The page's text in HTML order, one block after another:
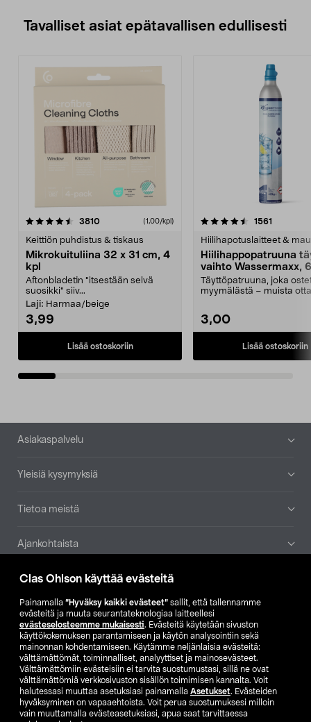
Clas Ohlson käyttää evästeitä
Painamalla ”Hyväksy kaikki evästeet” sallit, että tallennamme
evästeitä ja muuta seurantateknologiaa laitteellesi
evästeselosteemme mukaisesti. Evästeitä käytetään sivuston
käyttökokemuksen parantamiseen ja käytön analysointiin sekä
mainonnan kohdentamiseen. Käytämme neljänlaisia evästeitä:
välttämättömät, toiminnalliset, analyyttiset ja mainosevästeet.
Välttämättömiin evästeisiin ei tarvita suostumustasi, sillä ne ovat
välttämättömiä verkkosivuston sisällön toimimisen kannalta. Voit
halutessasi muuttaa asetuksiasi painamalla Asetukset. Evästeiden
hyväksyminen on vapaaehtoista. Voit perua suostumuksesi milloin
vain muuttamalla evästeasetuksiasi, apua saat tarvittaessa
Tavalliset asiat epätavallisen edullisesti
3810arvostelut (1,00/kpl)
Keittiön puhdistus & tiskaus
Mikrokuituliina 32 x 31 cm, 4
kpl
Aftonbladetin "itsestään selvä
suosikki" siiv...
Laji: Harmaa/beige
3,99
Lisää ostoskoriin
4.5viidestä
1561
Hiilihapotuslaitteet &
Hiilihappopatruuna
vaihto Wassermaxx,
Täyttöpatruuna, joka
myymälästä – muista
3,00
Lisää ostoskoriin
4.5viidestä
Alatunniste
Asiakaspalvelu
Yleisiä kysymyksiä
Tietoa meistä
Ajankohtaista
Muut yrityksemme
Etsi myymälä
SE NO FI
FI SV